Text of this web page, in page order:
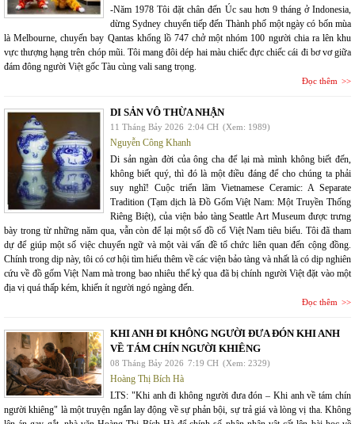
-Năm 1978 Tôi đặt chân đến Úc sau hơn 9 tháng ở Indonesia,
dừng Sydney chuyển tiếp đến Thành phố một ngày có bốn mùa
là Melbourne, chuyến bay Qantas khổng lồ 747 chở một nhóm 100 người chia ra lên khu
vực thượng hạng trên chóp mũi. Tôi mang đôi dép hai màu chiếc đực chiếc cái đi bơ vơ giữa
đám đông người Việt gốc Tàu cùng vali sang trọng.
Đọc thêm
DI SẢN VÔ THỪA NHẬN
11 Tháng Bảy 2026 2:04 CH (Xem: 1989)
Nguyễn Công Khanh
Di sản ngàn đời của ông cha để lại mà mình không biết đến,
không biết quý, thì đó là một điều đáng để cho chúng ta phải
suy nghĩ! Cuộc triển lãm Vietnamese Ceramic: A Separate
Tradition (Tạm dịch là Đồ Gốm Việt Nam: Một Truyền Thống
Riêng Biệt), của viện bảo tàng Seattle Art Museum được trưng
bày trong từ những năm qua, vẫn còn để lại một số đồ cổ Việt Nam tiêu biểu. Tôi đã tham
dự để giúp một số việc chuyển ngữ và một vài vấn đề tổ chức liên quan đến cộng đồng.
Chính trong dịp này, tôi có cơ hội tìm hiểu thêm về các viện bảo tàng và nhất là có dịp nghiên
cứu về đồ gốm Việt Nam mà trong bao nhiêu thế kỷ qua đã bị chính người Việt đặt vào một
địa vị quá thấp kém, khiến ít người ngó ngàng đến.
Đọc thêm
KHI ANH ĐI KHÔNG NGƯỜI ĐƯA ĐÓN KHI ANH
VỀ TÁM CHÍN NGƯỜI KHIÊNG
08 Tháng Bảy 2026 7:19 CH (Xem: 2329)
Hoàng Thị Bích Hà
LTS: "Khi anh đi không người đưa đón – Khi anh về tám chín
người khiêng" là một truyện ngắn lay động về sự phản bội, sự trả giá và lòng vị tha. Không